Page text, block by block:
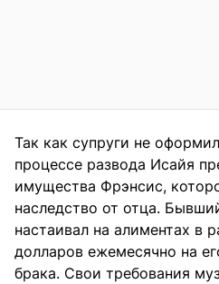
Так как супруги не
процессе развода Исайя
имущества Фрэнсис,
наследство от отца.
настаивал на алиментах в
долларов ежемесячно на
брака. Свои требования